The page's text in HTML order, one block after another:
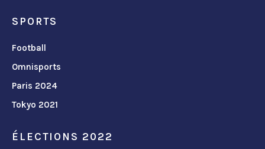
SPORTS
Football
Omnisports
Paris 2024
Tokyo 2021
ÉLECTIONS 2022